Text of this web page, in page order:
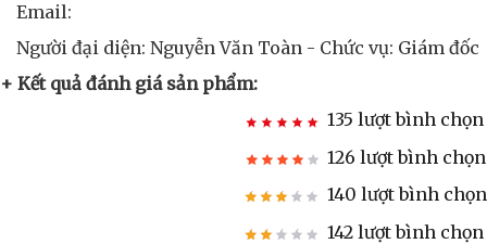
Email:
Người đại diện: Nguyễn Văn Toàn - Chức vụ: Giám đốc
+ Kết quả đánh giá sản phẩm:
135 lượt bình chọn
126 lượt bình chọn
140 lượt bình chọn
142 lượt bình chọn